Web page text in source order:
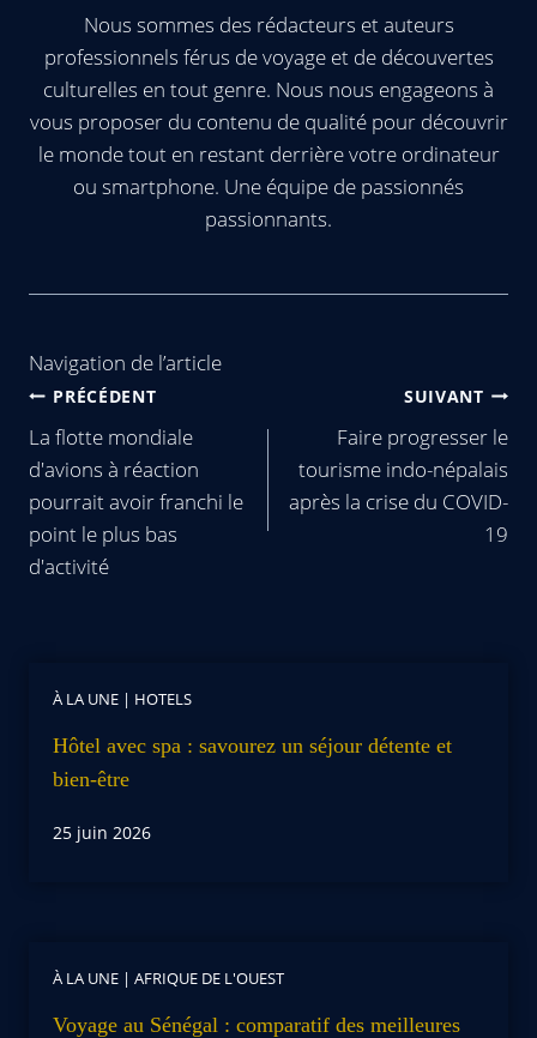
Nous sommes des rédacteurs et auteurs
professionnels férus de voyage et de découvertes
culturelles en tout genre. Nous nous engageons à
vous proposer du contenu de qualité pour découvrir
le monde tout en restant derrière votre ordinateur
ou smartphone. Une équipe de passionnés
passionnants.
Navigation de l’article
PRÉCÉDENT
La flotte mondiale
d'avions à réaction
pourrait avoir franchi le
point le plus bas
d'activité
SUIVANT
Faire progresser le
tourisme indo-népalais
après la crise du COVID-
19
À LA UNE | HOTELS
Hôtel avec spa : savourez un séjour détente et
bien-être
25 juin 2026
À LA UNE | AFRIQUE DE L'OUEST
Voyage au Sénégal : comparatif des meilleures